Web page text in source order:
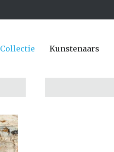
Collectie Kunstenaars